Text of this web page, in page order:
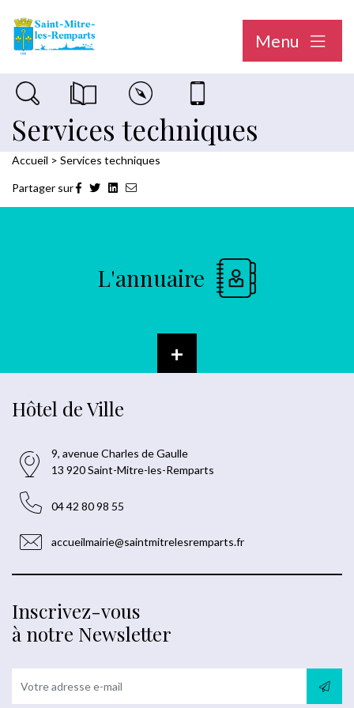
Menu
Recherche sur le siteMagazine municipal "Le Saint-Mitréen"
Carte interactiveNous contacter
Services techniques
Accueil > Services techniques
Partager sur
L'annuaire
+
Hôtel de Ville
9, avenue Charles de Gaulle
13 920 Saint-Mitre-les-Remparts
04 42 80 98 55
accueilmairie@saintmitrelesremparts.fr
Inscrivez-vous
à notre Newsletter